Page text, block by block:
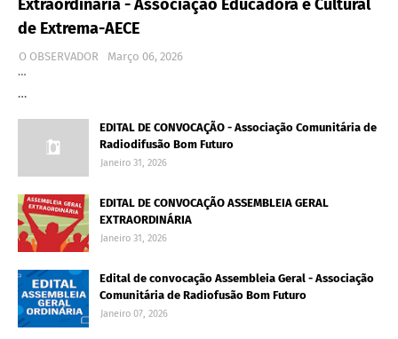
Extraordinária - Associação Educadora e Cultural
de Extrema-AECE
O OBSERVADOR
Março 06, 2026
…
…
EDITAL DE CONVOCAÇÃO - Associação Comunitária de
Radiodifusão Bom Futuro
Janeiro 31, 2026
EDITAL DE CONVOCAÇÃO ASSEMBLEIA GERAL
EXTRAORDINÁRIA
Janeiro 31, 2026
Edital de convocação Assembleia Geral - Associação
Comunitária de Radiofusão Bom Futuro
Janeiro 07, 2026